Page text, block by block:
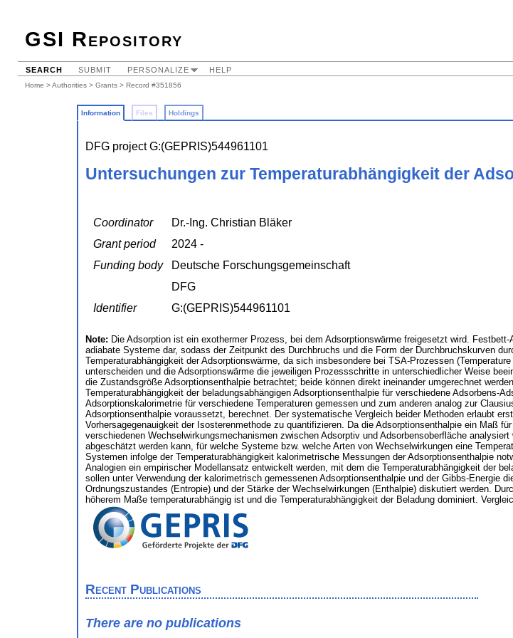
GSI Repository
SEARCH SUBMIT PERSONALIZE HELP
Home >Authorities > Grants > Record #351856
Information Files Holdings
DFG project G:(GEPRIS)544961101
Untersuchungen zur Temperaturabhängigkeit der
Coordinator
Dr.-Ing. Christian Bläker
Grant period
2024 -
Funding body
Deutsche Forschungsgemeinschaft
DFG
Identifier
G:(GEPRIS)544961101
Note: Die Adsorption ist ein exothermer Prozess, bei dem Adsorptionswärme freigesetzt wird.
adiabate Systeme dar, sodass der Zeitpunkt des Durchbruchs und die Form der Durchbruchskurven
Temperaturabhängigkeit der Adsorptionswärme, da sich insbesondere bei TSA-Prozessen
unterscheiden und die Adsorptionswärme die jeweiligen Prozessschritte in unterschiedlicher Weise
die Zustandsgröße Adsorptionsenthalpie betrachtet; beide können direkt ineinander umgerechnet
Temperaturabhängigkeit der beladungsabhängigen Adsorptionsenthalpie für verschiedene
Adsorptionskalorimetrie für verschiedene Temperaturen gemessen und zum anderen analog zur
Adsorptionsenthalpie voraussetzt, berechnet. Der systematische Vergleich beider Methoden erlaubt
Vorhersagegenauigkeit der Isosterenmethode zu quantifizieren. Da die Adsorptionsenthalpie ein Maß
verschiedenen Wechselwirkungsmechanismen zwischen Adsorptiv und Adsorbensoberfläche
abgeschätzt werden kann, für welche Systeme bzw. welche Arten von Wechselwirkungen eine
Systemen infolge der Temperaturabhängigkeit kalorimetrische Messungen der Adsorptionsenthalpie
Analogien ein empirischer Modellansatz entwickelt werden, mit dem die Temperaturabhängigkeit der
sollen unter Verwendung der kalorimetrisch gemessenen Adsorptionsenthalpie und der Gibbs-Energie
Ordnungszustandes (Entropie) und der Stärke der Wechselwirkungen (Enthalpie) diskutiert werden.
höherem Maße temperaturabhängig ist und die Temperaturabhängigkeit der Beladung dominiert.
Recent Publications
There are no publications